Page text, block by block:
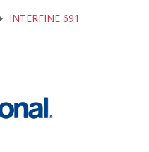
INTERFINE 691